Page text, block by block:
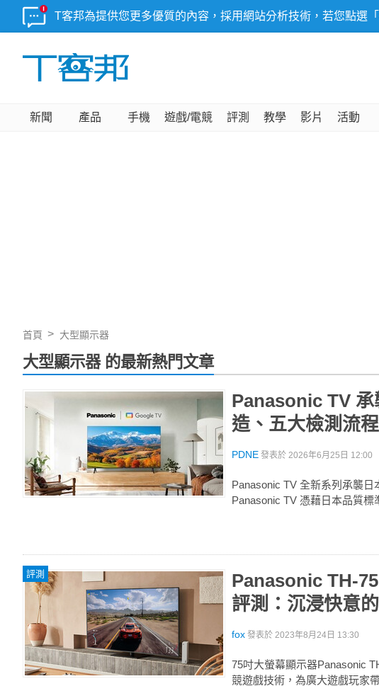
T客邦為提供您更多優質的內容，採用網站分析技術，若您點選
新聞 產品 手機 遊戲/電競 評測 教學 影片 活動
首頁 大型顯示器
大型顯示器 的最新熱門文章
Panasonic TV 承
造、五大檢測流
PDNE 發表於 2026年6月25日 12:00
Panasonic TV 全新系列承襲
Panasonic TV 憑藉日本品質
評測
Panasonic TH-
評測：沉浸快意
fox 發表於 2023年8月24日 13:30
75吋大螢幕顯示器Panasonic
競遊戲技術，為廣大遊戲玩家